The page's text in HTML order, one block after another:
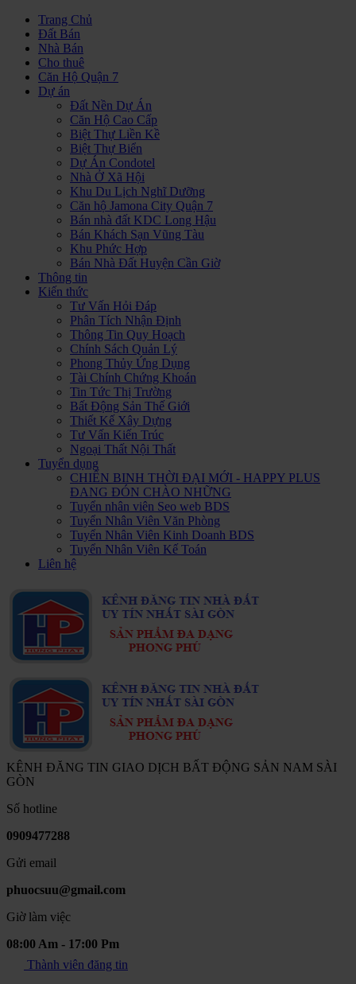
Trang Chủ
Đất Bán
Nhà Bán
Cho thuê
Căn Hộ Quận 7
Dự án
Đất Nền Dự Án
Căn Hộ Cao Cấp
Biệt Thự Liền Kề
Biệt Thự Biển
Dự Án Condotel
Nhà Ở Xã Hội
Khu Du Lịch Nghĩ Dưỡng
Căn hộ Jamona City Quận 7
Bán nhà đất KDC Long Hậu
Bán Khách Sạn Vũng Tàu
Khu Phức Hợp
Bán Nhà Đất Huyện Cần Giờ
Thông tin
Kiến thức
Tư Vấn Hỏi Đáp
Phân Tích Nhận Định
Thông Tin Quy Hoạch
Chính Sách Quản Lý
Phong Thủy Ứng Dụng
Tài Chính Chứng Khoán
Tin Tức Thị Trường
Bất Động Sản Thế Giới
Thiết Kế Xây Dựng
Tư Vấn Kiến Trúc
Ngoại Thất Nội Thất
Tuyển dụng
CHIẾN BINH THỜI ĐẠI MỚI - HAPPY PLUS
ĐANG ĐÓN CHÀO NHỮNG
Tuyển nhân viên Seo web BDS
Tuyển Nhân Viên Văn Phòng
Tuyển Nhân Viên Kinh Doanh BDS
Tuyển Nhân Viên Kế Toán
Liên hệ
KÊNH ĐĂNG TIN GIAO DỊCH BẤT ĐỘNG SẢN NAM SÀI
GÒN
Số hotline
0909477288
Gửi email
phuocsuu@gmail.com
Giờ làm việc
08:00 Am - 17:00 Pm
Thành viên đăng tin